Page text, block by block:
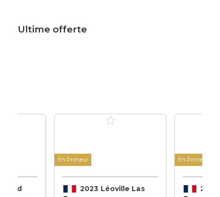
Ultime offerte
En Primeur
2023 Léoville Las
En Primeur